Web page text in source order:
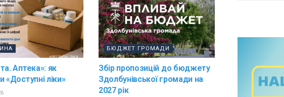
Аптека»: як
«Доступні ліки»
БЮДЖЕТ ГРОМАДИ
Збір пропозицій до бюджету
Здолбунівської громади на
2027 рік